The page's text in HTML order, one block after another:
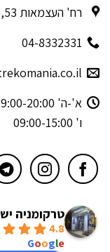
רח' העצמאות 53, חיפה
04-8332331
א'-ה' 9:00-20:00
ו' 09:00-15:00
טרקומניה
4.8
Google